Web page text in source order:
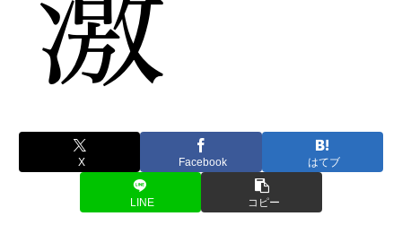
X Facebook はてブ
LINE コピー